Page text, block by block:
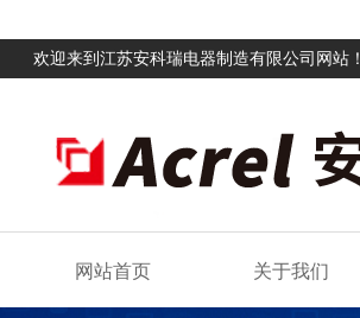
欢迎来到江苏安科瑞电器制造有限公司网站！
网站首页 关于我们